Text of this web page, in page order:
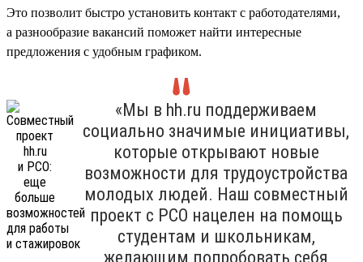
Это позволит быстро установить контакт с работодателями,
а разнообразие вакансий поможет найти интересные
предложения с удобным графиком.
«Мы в hh.ru поддерживаем
социально значимые инициативы,
которые открывают новые
возможности для трудоустройства
молодых людей. Наш совместный
проект с РСО нацелен на помощь
студентам и школьникам,
желающим попробовать себя